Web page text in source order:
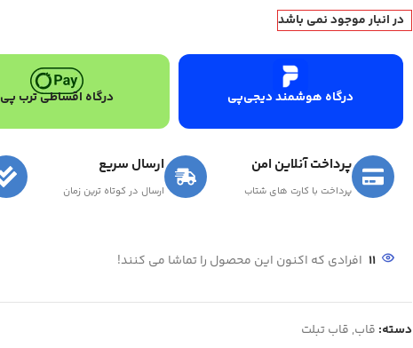
در انبار موجود نمی باشد
درگاه هوشمند دیجی‌پی درگاه اقساطی ترب پی
پرداخت آنلاین امن
پرداخت با کارت های شتاب
ارسال سریع
ارسال در کوتاه ترین زمان
11 افرادی که اکنون این محصول را تماشا می کنند!
دسته: قاب, قاب تبلت